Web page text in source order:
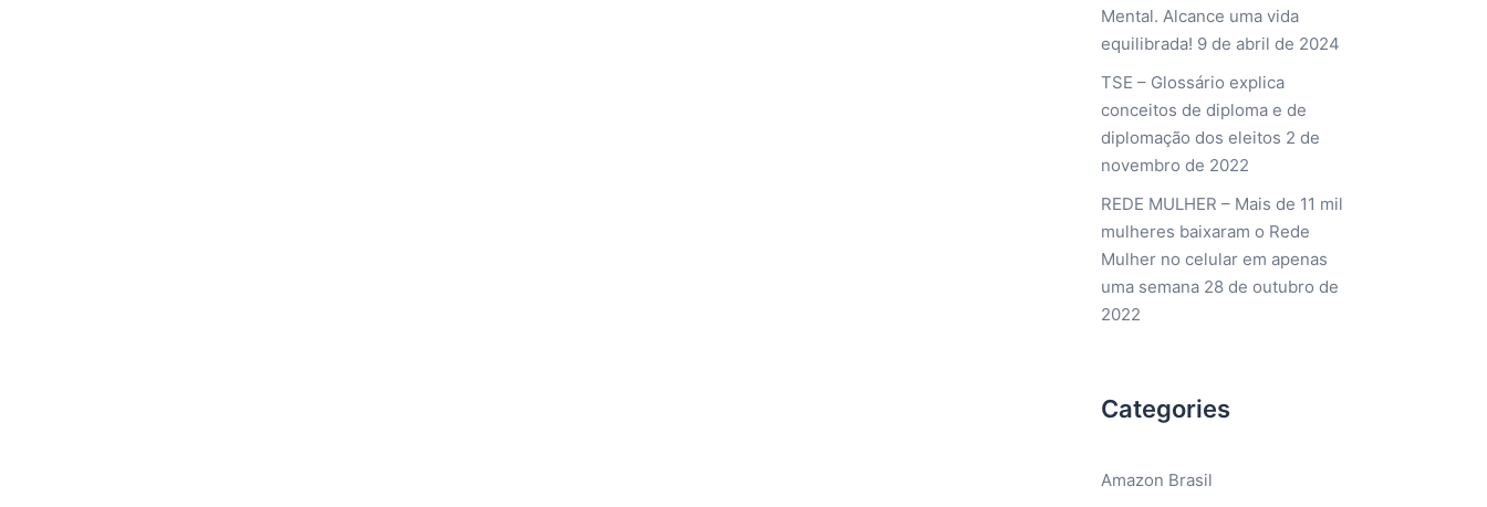
Mental. Alcance uma vida
equilibrada! 9 de abril de 2024
TSE – Glossário explica
conceitos de diploma e de
diplomação dos eleitos 2 de
novembro de 2022
REDE MULHER – Mais de 11 mil
mulheres baixaram o Rede
Mulher no celular em apenas
uma semana 28 de outubro de
2022
Categories
Amazon Brasil